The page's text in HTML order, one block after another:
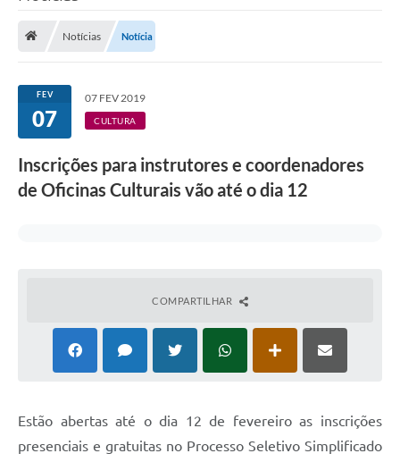
Notícias Notícia
FEV
07
07 FEV 2019
CULTURA
Inscrições para instrutores e coordenadores
de Oficinas Culturais vão até o dia 12
COMPARTILHAR
Estão abertas até o dia 12 de fevereiro as inscrições
presenciais e gratuitas no Processo Seletivo Simplificado